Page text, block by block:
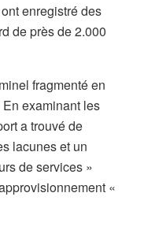
enregistré des
de près de 2.000
fragmenté en
examinant les
a trouvé de
lacunes et un
de services »
«